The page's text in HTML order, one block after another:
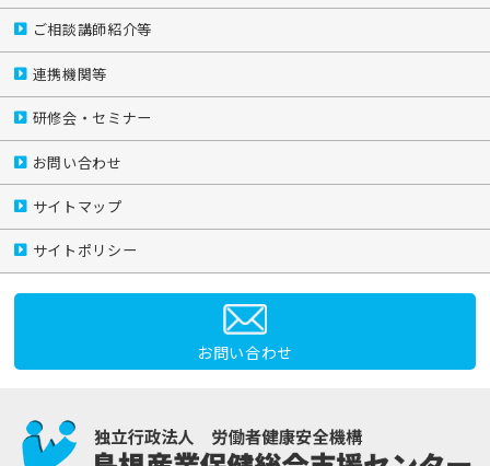
ご相談講師紹介等
連携機関等
研修会・セミナー
お問い合わせ
サイトマップ
サイトポリシー
お問い合わせ